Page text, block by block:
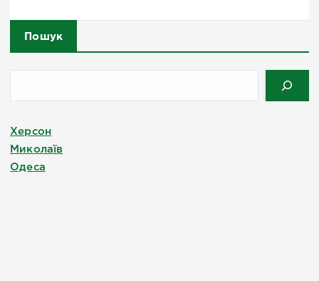
Пошук
Херсон
Миколаїв
Одеса